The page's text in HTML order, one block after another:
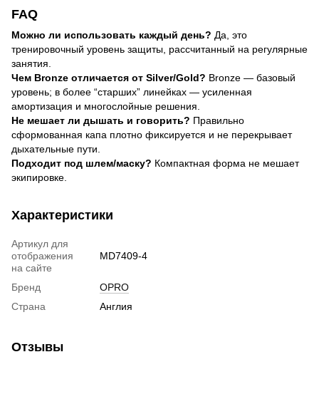
FAQ
Можно ли использовать каждый день? Да, это
тренировочный уровень защиты, рассчитанный на регулярные
занятия.
Чем Bronze отличается от Silver/Gold? Bronze — базовый
уровень; в более “старших” линейках — усиленная
амортизация и многослойные решения.
Не мешает ли дышать и говорить? Правильно
сформованная капа плотно фиксируется и не перекрывает
дыхательные пути.
Подходит под шлем/маску? Компактная форма не мешает
экипировке.
Характеристики
Артикул для
отображения
на сайте
MD7409-4
Бренд
OPRO
Страна
Англия
Отзывы